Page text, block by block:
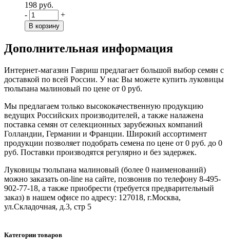
198 руб.
-
+
Дополнительная информация
Интернет-магазин Гавриш предлагает большой выбор семян с
доставкой по всей России. У нас Вы можете купить луковицы
тюльпана малиновый по цене от 0 руб.
Мы предлагаем только высококачественную продукцию
ведущих Российских производителей, а также налажена
поставка семян от селекционных зарубежных компаний
Голландии, Германии и Франции. Широкий ассортимент
продукции позволяет подобрать семена по цене от 0 руб. до 0
руб. Поставки производятся регулярно и без задержек.
Луковицы тюльпана малиновый (более 0 наименований)
можно заказать on-line на сайте, позвонив по телефону 8-495-
902-77-18, а также приобрести (требуется предварительный
заказ) в нашем офисе по адресу: 127018, г.Москва,
ул.Складочная, д.3, стр 5
Категории товаров